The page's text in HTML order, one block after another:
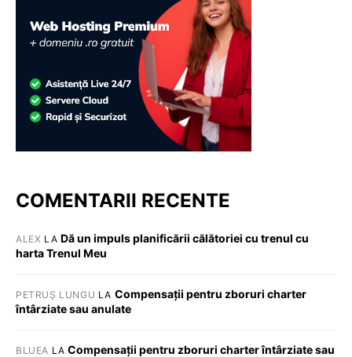
COMENTARII RECENTE
ALEX LA Dă un impuls planificării călătoriei cu trenul cu
harta Trenul Meu
PETRUȘ LUNGU LA Compensații pentru zboruri charter
întârziate sau anulate
BLUEA LACompensații pentru zboruri charter întârziate sau